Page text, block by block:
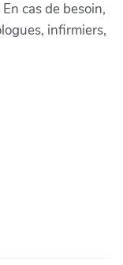
cas de besoin,
infirmiers,